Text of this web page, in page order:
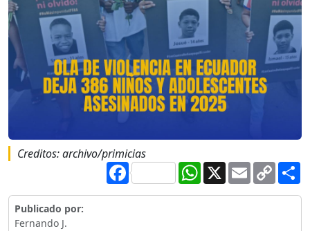
Creditos: archivo/primicias
Facebook
WhatsApp
X EmailCopy
Link
Publicado por:
Fernando J.